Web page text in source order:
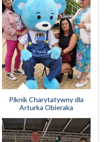
Piknik Charytatywny dla
Arturka Obieraka